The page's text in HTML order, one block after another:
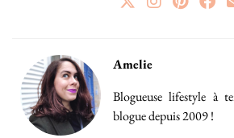
Amelie
Blogueuse lifestyle à
blogue depuis 2009 !